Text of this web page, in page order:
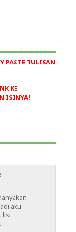
PASTE TULISAN
KE
ISINYA!
aku
list